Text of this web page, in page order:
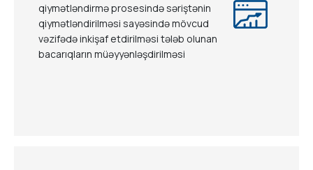
qiymətləndirmə prosesində səriştənin
qiymətləndirilməsi sayəsində mövcud
vəzifədə inkişaf etdirilməsi tələb olunan
bacarıqların müəyyənləşdirilməsi